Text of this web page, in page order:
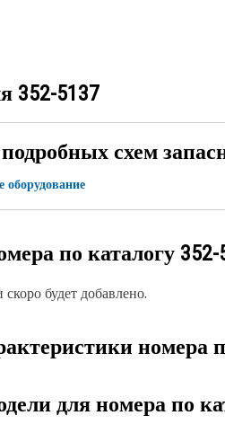
352-5137
схем
оборудование
по каталогу 352-
будет добавлено.
номера
для номера по